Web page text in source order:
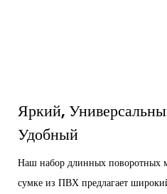
Яркий,
Удобный
Наш набор длинных поворотных
сумке из ПВХ предлагает